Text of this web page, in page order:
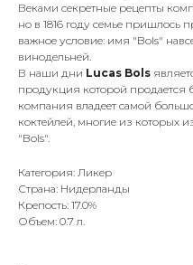
Веками секретные рецепты
но в 1816 году семье пришлось
важное условие: имя "Bols"
винодельней.
В наши дни Lucas Bols
продукция которой продается
компания владеет самой
коктейлей, многие из которых
"Bols".
Категория: Ликер
Страна: Нидерланды
Крепость: 17.0%
Объем: 0.7 л.